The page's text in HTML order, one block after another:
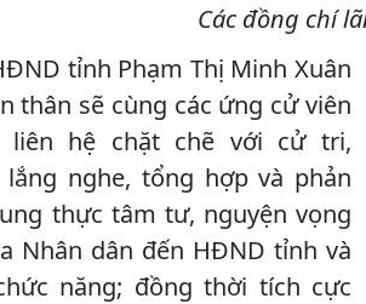
Các đồng chí
tỉnh Phạm Thị Minh Xuân
thân sẽ cùng các ứng cử viên
liên hệ chặt chẽ với cử tri,
nghe, tổng hợp và phản
thực tâm tư, nguyện vọng
Nhân dân đến HĐND tỉnh và
năng; đồng thời tích cực